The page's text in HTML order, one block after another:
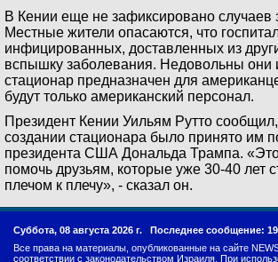
В Кении еще не зафиксировано случаев
Местные жители опасаются, что
инфицированных, доставленных из
вспышку заболевания. Недовольны они
стационар предназначен для
будут только американский персонал.
Президент Кении Уильям Рутто
создании стационара было принято им
президента США Дональда Трампа.
помочь друзьям, которые уже 30-40 лет
плечом к плечу», - сказал он.
Суббота, 08 августа 2026 г. Последнее сообщение:
Все права на материалы, опубликованные на сайте
соответствии с законодательством Израиля. При